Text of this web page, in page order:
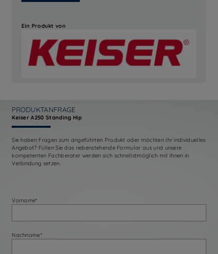
Ein Produkt von
PRODUKTANFRAGE
Keiser A250 Standing Hip
Sie haben Fragen zum angeführten Produkt oder möchten Ihr individuelles
Angebot? Füllen Sie das nebenstehende Formular aus und unsere
kompetenten Fachberater werden sich schnellstmöglich mit Ihnen in
Verbindung setzen.
Vorname*
Nachname*